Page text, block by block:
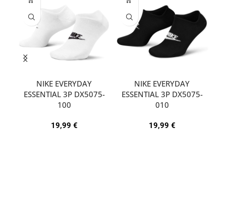
NIKE EVERYDAY
ESSENTIAL 3P DX5075-
100
19,99 €
NIKE EVERYDAY
ESSENTIAL 3P DX5075-
010
19,99 €